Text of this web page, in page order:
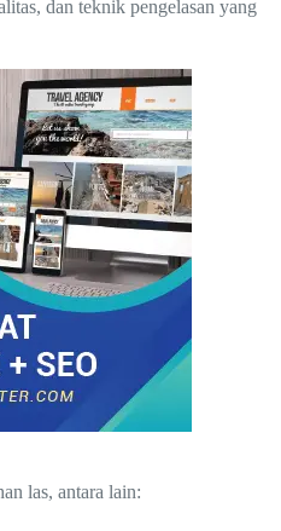
dan teknik pengelasan yang
las, antara lain: